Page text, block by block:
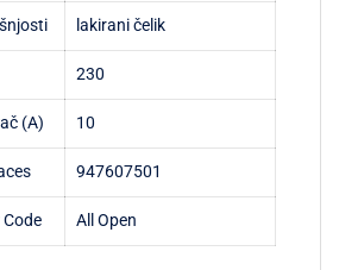
lakirani čelik
230
(A) 10
947607501
All Open